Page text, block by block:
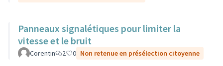
Panneaux signalétiques pour limiter la
vitesse et le bruit
Corentin 2 0 Non retenue en présélection citoyenne